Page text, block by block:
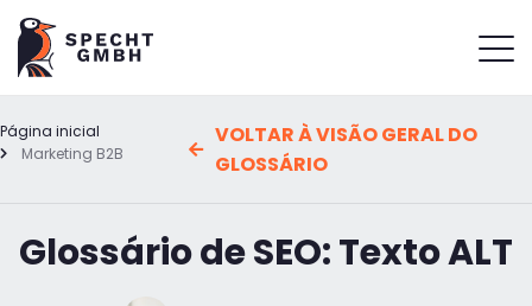
Página inicial
Marketing B2B
VOLTAR À VISÃO GERAL DO
GLOSSÁRIO
Glossário de SEO: Texto ALT